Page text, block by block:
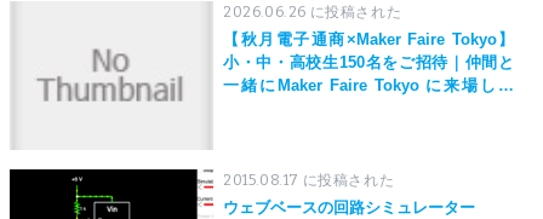
2026.06.26 に投稿された
【秋月電子通商×Maker Faire Tokyo】
小・中・高校生150名をご招待｜仲間と
一緒にMaker Faire Tokyo に来場しよ
2015.08.17 に投稿された
ウェブベースの回路シミュレーター